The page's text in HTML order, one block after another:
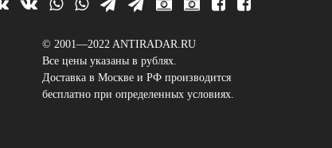
© 2001—2022 ANTIRADAR.RU
Все цены указаны в рублях.
Доставка в Москве и РФ производится
бесплатно при определенных условиях.